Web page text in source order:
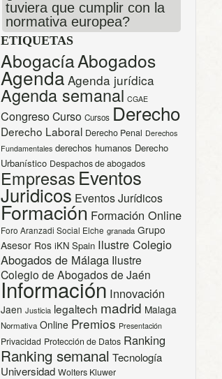
tuviera que cumplir con la
normativa europea?
ETIQUETAS
AbogacíaAbogados
Agenda Agenda jurídica
Agenda semanal CGAE
CongresoCurso Cursos Derecho
Derecho Laboral Derecho Penal Derechos
Fundamentales derechos humanos Derecho
Urbanístico Despachos de abogados
Empresas Eventos
Juridicos Eventos Jurídicos
Formación Formación Online
Foro Aranzadi Social Elche granada Grupo
Asesor Ros iKN Spain Ilustre Colegio
Abogados de Málaga Ilustre
Colegio de Abogados de Jaén
Información Innovación
Jaen Justicia legaltech madrid Malaga
Normativa Online Premios Presentación
Privacidad Protección de Datos Ranking
Ranking semanal Tecnología
Universidad Wolters Kluwer